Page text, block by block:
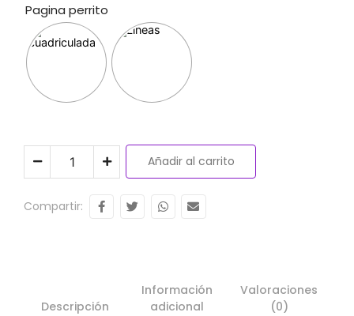
Pagina perrito
Añadir al carrito
Compartir:
Descripción
Información
adicional
Valoraciones
(0)